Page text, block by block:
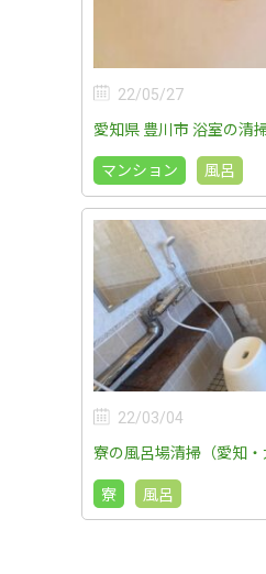
22/05/27
愛知県 豊川市 浴室の清
マンション
風呂
22/03/04
寮の風呂場清掃（愛知・
寮
風呂